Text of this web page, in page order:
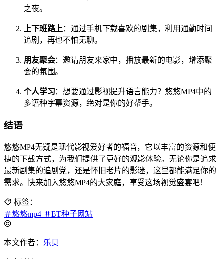
之夜。
上下班路上：通过手机下载喜欢的剧集，利用通勤时间
追剧，再也不怕无聊。
朋友聚会：邀请朋友来家中，播放最新的电影，增添聚
会的氛围。
个人学习 ：想要通过影视提升语言能力？悠悠MP4中的
多语种字幕资源，绝对是你的好帮手。
结语
悠悠MP4无疑是现代影视爱好者的福音，它以丰富的资源和便
捷的下载方式，为我们提供了更好的观影体验。无论你是追求
最新剧集的追剧党，还是怀旧老片的影迷，这里都能满足你的
需求。快来加入悠悠MP4的大家庭，享受这场视觉盛宴吧！
标签：
悠悠mp4
BT种子网站
本文作者： 乐贝